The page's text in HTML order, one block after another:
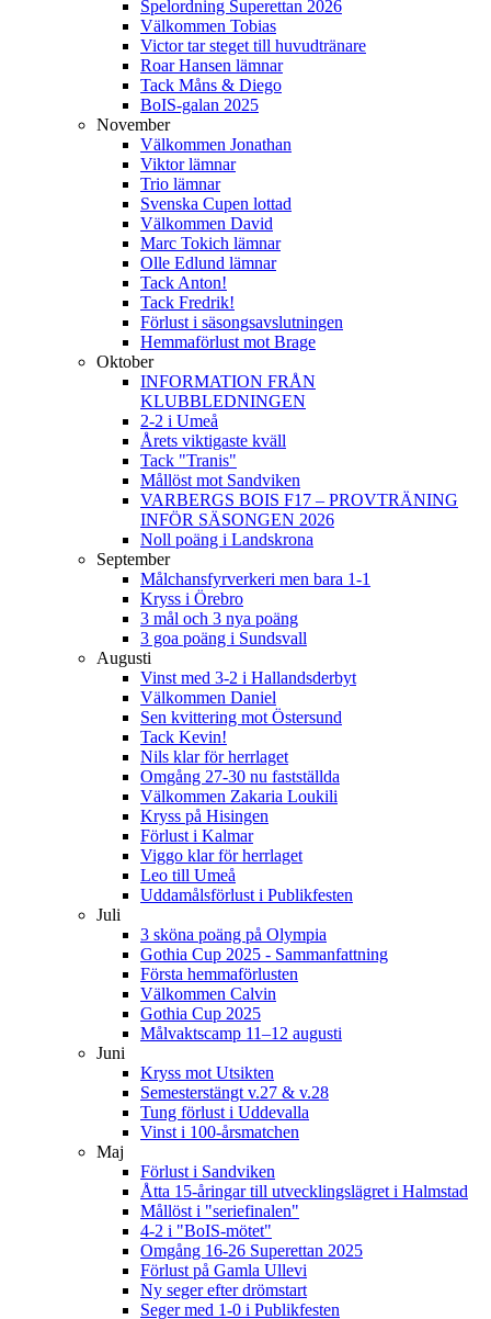
Spelordning Superettan 2026
Välkommen Tobias
Victor tar steget till huvudtränare
Roar Hansen lämnar
Tack Måns & Diego
BoIS-galan 2025
November
Välkommen Jonathan
Viktor lämnar
Trio lämnar
Svenska Cupen lottad
Välkommen David
Marc Tokich lämnar
Olle Edlund lämnar
Tack Anton!
Tack Fredrik!
Förlust i säsongsavslutningen
Hemmaförlust mot Brage
Oktober
INFORMATION FRÅN
KLUBBLEDNINGEN
2-2 i Umeå
Årets viktigaste kväll
Tack "Tranis"
Mållöst mot Sandviken
VARBERGS BOIS F17 – PROVTRÄNING
INFÖR SÄSONGEN 2026
Noll poäng i Landskrona
September
Målchansfyrverkeri men bara 1-1
Kryss i Örebro
3 mål och 3 nya poäng
3 goa poäng i Sundsvall
Augusti
Vinst med 3-2 i Hallandsderbyt
Välkommen Daniel
Sen kvittering mot Östersund
Tack Kevin!
Nils klar för herrlaget
Omgång 27-30 nu fastställda
Välkommen Zakaria Loukili
Kryss på Hisingen
Förlust i Kalmar
Viggo klar för herrlaget
Leo till Umeå
Uddamålsförlust i Publikfesten
Juli
3 sköna poäng på Olympia
Gothia Cup 2025 - Sammanfattning
Första hemmaförlusten
Välkommen Calvin
Gothia Cup 2025
Målvaktscamp 11–12 augusti
Juni
Kryss mot Utsikten
Semesterstängt v.27 & v.28
Tung förlust i Uddevalla
Vinst i 100-årsmatchen
Maj
Förlust i Sandviken
Åtta 15-åringar till utvecklingslägret i Halmstad
Mållöst i "seriefinalen"
4-2 i "BoIS-mötet"
Omgång 16-26 Superettan 2025
Förlust på Gamla Ullevi
Ny seger efter drömstart
Seger med 1-0 i Publikfesten